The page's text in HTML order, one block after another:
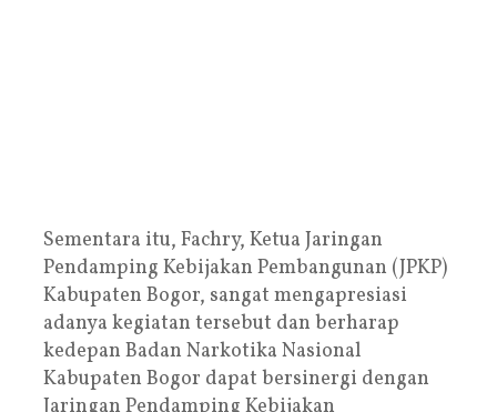
Sementara itu, Fachry, Ketua Jaringan
Pendamping Kebijakan Pembangunan (JPKP)
Kabupaten Bogor, sangat mengapresiasi
adanya kegiatan tersebut dan berharap
kedepan Badan Narkotika Nasional
Kabupaten Bogor dapat bersinergi dengan